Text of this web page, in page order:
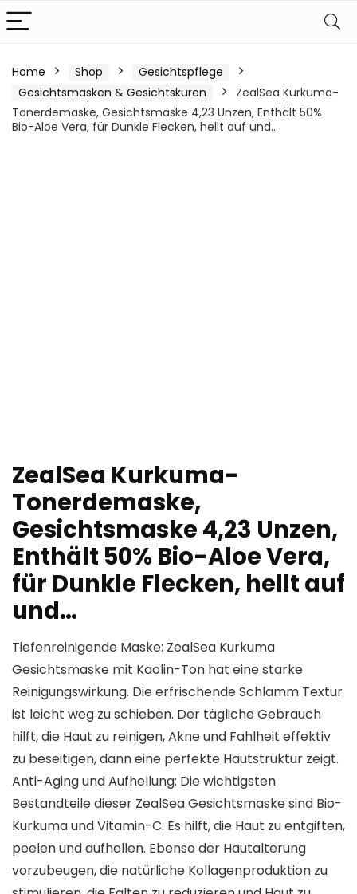
Home Shop
Gesichtspflege
Gesichtsmasken & Gesichtskuren
ZealSea Kurkuma-
Tonerdemaske, Gesichtsmaske 4,23 Unzen, Enthält 50%
Bio-Aloe Vera, für Dunkle Flecken, hellt auf und…
ZealSea Kurkuma-
Tonerdemaske,
Gesichtsmaske 4,23 Unzen,
Enthält 50% Bio-Aloe Vera,
für Dunkle Flecken, hellt auf
und…
Tiefenreinigende Maske: ZealSea Kurkuma
Gesichtsmaske mit Kaolin-Ton hat eine starke
Reinigungswirkung. Die erfrischende Schlamm Textur
ist leicht weg zu schieben. Der tägliche Gebrauch
hilft, die Haut zu reinigen, Akne und Fahlheit effektiv
zu beseitigen, dann eine perfekte Hautstruktur zeigt.
Anti-Aging und Aufhellung: Die wichtigsten
Bestandteile dieser ZealSea Gesichtsmaske sind Bio-
Kurkuma und Vitamin-C. Es hilft, die Haut zu entgiften,
peelen und aufhellen. Ebenso der Hautalterung
vorzubeugen, die natürliche Kollagenproduktion zu